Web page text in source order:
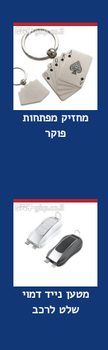
מחזיק מפתחות
פוקר
מטען נייד דמוי
שלט לרכב